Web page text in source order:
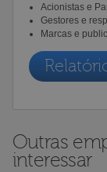
Acionistas e
Gestores e
Marcas e
Outras
interessar